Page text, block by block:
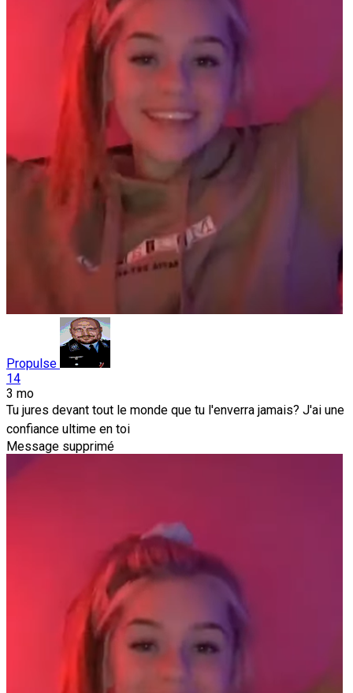
Propulse
14
3 mo
Tu jures devant tout le monde que tu l'enverra jamais? J'ai une
confiance ultime en toi
Message supprimé